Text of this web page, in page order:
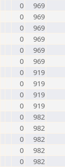
0
969
0
969
0
969
0
969
0
969
0
969
0
919
0
919
0
919
0
919
0
982
0
982
0
982
0
982
0
982